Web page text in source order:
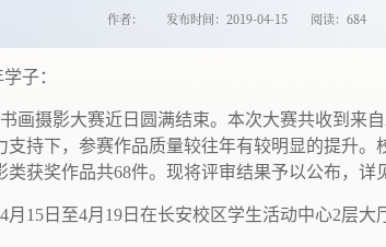
作者： 发布时间：2019-04-15 阅读：684
子：
摄影大赛近日圆满结束。本次大赛共收到来自
持下，参赛作品质量较往年有较明显的提升。
获奖作品共68件。现将评审结果予以公布，详
15日至4月19日在长安校区学生活动中心2层大